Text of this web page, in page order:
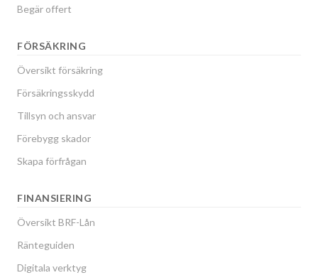
Begär offert
FÖRSÄKRING
Översikt försäkring
Försäkringsskydd
Tillsyn och ansvar
Förebygg skador
Skapa förfrågan
FINANSIERING
Översikt BRF-Lån
Ränteguiden
Digitala verktyg